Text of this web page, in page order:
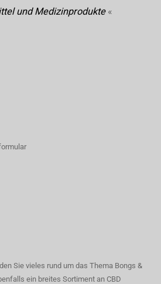
und Medizinprodukte«
Sie vieles rund um das Thema Bongs &
ein breites Sortiment an CBD